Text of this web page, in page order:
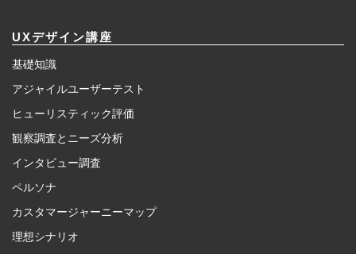
UXデザイン講座
基礎知識
アジャイルユーザーテスト
ヒューリスティック評価
観察調査とニーズ分析
インタビュー調査
ペルソナ
カスタマージャーニーマップ
理想シナリオ